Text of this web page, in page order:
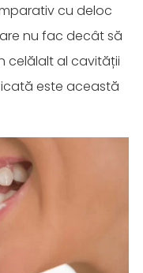
cu deloc
nu fac decât să
celălalt al cavității
este această